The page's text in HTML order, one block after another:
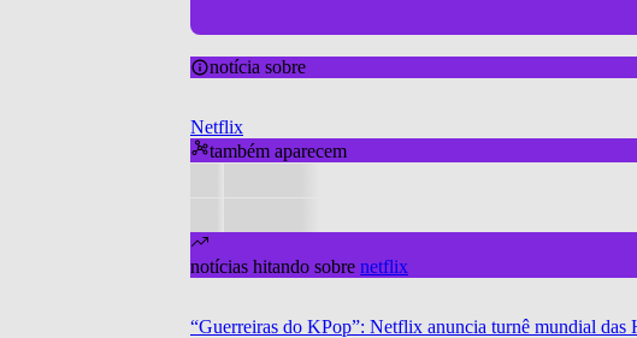
notícia sobre
Netflix
também aparecem
notícias hitando sobre netflix
“Guerreiras do KPop”: Netflix anuncia turnê mundial